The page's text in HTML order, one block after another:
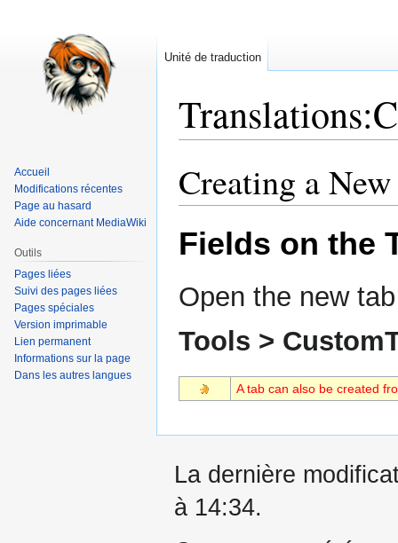
Translations:
à
la
à
la
Creating a
Fields on the
Open the new
Tools >
A tab can also be created
Unité de traduction
Accueil
Modifications récentes
Page au hasard
Aide concernant MediaWiki
Outils
Pages liées
Suivi des pages liées
Pages spéciales
Version imprimable
Lien permanent
Informations sur la page
Dans les autres langues
La dernière
à 14:34.